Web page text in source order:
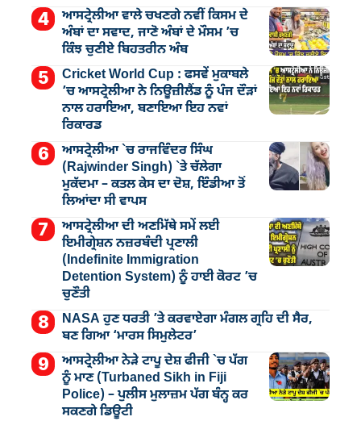
ਆਸਟ੍ਰੇਲੀਆ ਵਾਲੇ ਚਖਣਗੇ ਨਵੀਂ ਕਿਸਮ ਦੇ
ਅੰਬਾਂ ਦਾ ਸਵਾਦ, ਜਾਣੋ ਅੰਬਾਂ ਦੇ ਮੌਸਮ ’ਚ
ਕਿੰਝ ਚੁਣੀਏ ਬਿਹਤਰੀਨ ਅੰਬ
Cricket World Cup : ਫਸਵੇਂ ਮੁਕਾਬਲੇ
’ਚ ਆਸਟ੍ਰੇਲੀਆ ਨੇ ਨਿਊਜ਼ੀਲੈਂਡ ਨੂੰ ਪੰਜ ਦੌੜਾਂ
ਨਾਲ ਹਰਾਇਆ, ਬਣਾਇਆ ਇਹ ਨਵਾਂ
ਰਿਕਾਰਡ
ਆਸਟ੍ਰੇਲੀਆ `ਚ ਰਾਜਵਿੰਦਰ ਸਿੰਘ
(Rajwinder Singh) `ਤੇ ਚੱਲੇਗਾ
ਮੁੁਕੱਦਮਾ – ਕਤਲ ਕੇਸ ਦਾ ਦੋਸ਼, ਇੰਡੀਆ ਤੋਂ
ਲਿਆਂਦਾ ਸੀ ਵਾਪਸ
ਆਸਟ੍ਰੇਲੀਆ ਦੀ ਅਣਮਿੱਥੇ ਸਮੇਂ ਲਈ
ਇਮੀਗ੍ਰੇਸ਼ਨ ਨਜ਼ਰਬੰਦੀ ਪ੍ਰਣਾਲੀ
(Indefinite Immigration
Detention System) ਨੂੰ ਹਾਈ ਕੋਰਟ ’ਚ
ਚੁਣੌਤੀ
NASA ਹੁਣ ਧਰਤੀ ’ਤੇ ਕਰਵਾਏਗਾ ਮੰਗਲ ਗ੍ਰਹਿ ਦੀ ਸੈਰ,
ਬਣ ਗਿਆ ‘ਮਾਰਸ ਸਿਮੁਲੇਟਰ’
ਆਸਟ੍ਰੇਲੀਆ ਨੇੜੇ ਟਾਪੂ ਦੇਸ਼ ਫੀਜੀ `ਚ ਪੱਗ
ਨੂੰ ਮਾਣ (Turbaned Sikh in Fiji
Police) – ਪੁਲੀਸ ਮੁਲਾਜ਼ਮ ਪੱਗ ਬੰਨ੍ਹ ਕਰ
ਸਕਣਗੇ ਡਿਊਟੀ